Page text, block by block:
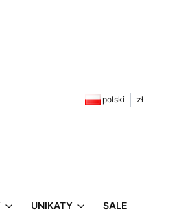
0. Zobacz szczegóły
polski zł
UNIKATY SALE